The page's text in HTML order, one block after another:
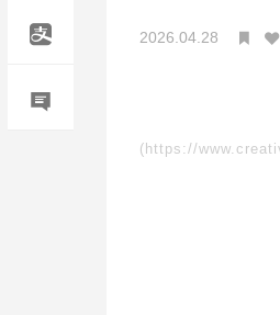
2026.04.28
(https://